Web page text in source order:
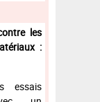
les
:
essais